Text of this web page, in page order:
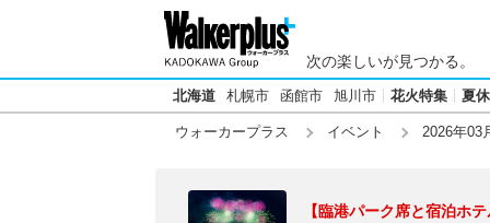
次の楽しいが見つかる。
北海道 札幌市 函館市 旭川市 花火特集 夏
ウォーカープラス イベント 2026年03
【臨港パーク席と宿泊ホ